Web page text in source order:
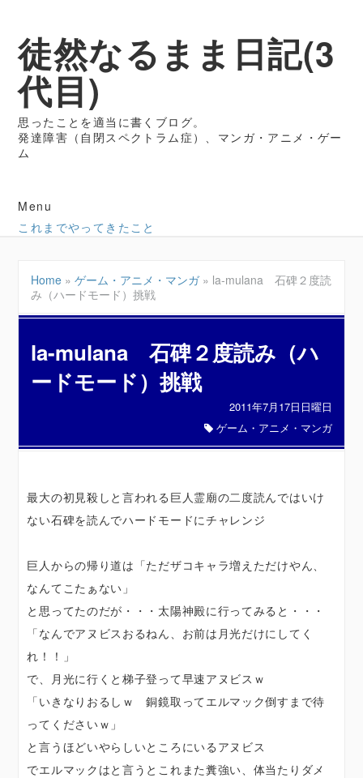
徒然なるまま日記(3
代目)
思ったことを適当に書くブログ。
発達障害（自閉スペクトラム症）、マンガ・アニメ・ゲー
ム
Menu
これまでやってきたこと
Home »ゲーム・アニメ・マンガ» la-mulana 石碑２度読
み（ハードモード）挑戦
la-mulana 石碑２度読み（ハ
ードモード）挑戦
2011年7月17日日曜日
ゲーム・アニメ・マンガ
最大の初見殺しと言われる巨人霊廟の二度読んではいけ
ない石碑を読んでハードモードにチャレンジ
巨人からの帰り道は「ただザコキャラ増えただけやん、
なんてこたぁない」
と思ってたのだが・・・太陽神殿に行ってみると・・・
「なんでアヌビスおるねん、お前は月光だけにしてく
れ！！」
で、月光に行くと梯子登って早速アヌビスｗ
「いきなりおるしｗ 銅鏡取ってエルマック倒すまで待
ってくださいｗ」
と言うほどいやらしいところにいるアヌビス
でエルマックはと言うとこれまた糞強い、体当たりダメ